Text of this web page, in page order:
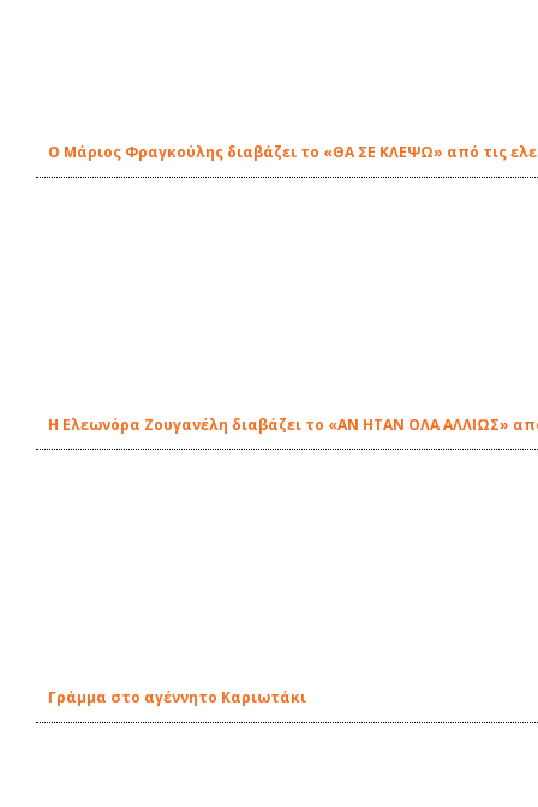
O Μάριος Φραγκούλης διαβάζει το «ΘΑ ΣΕ ΚΛΕΨΩ» από τις
Η Ελεωνόρα Ζουγανέλη διαβάζει το «ΑΝ ΗΤΑΝ ΟΛΑ ΑΛΛΙΩΣ»
Γράμμα στο αγέννητο Καριωτάκι